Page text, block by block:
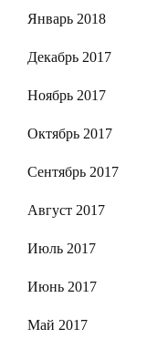
Январь 2018
Декабрь 2017
Ноябрь 2017
Октябрь 2017
Сентябрь 2017
Август 2017
Июль 2017
Июнь 2017
Май 2017